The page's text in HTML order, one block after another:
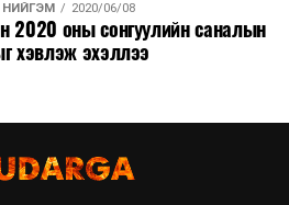
2020/06/08
2020 оны сонгуулийн саналын
хэвлэж эхэллээ